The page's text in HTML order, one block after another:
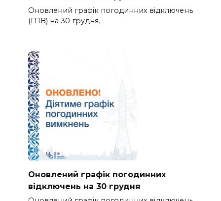
Оновлений графік погодинних відключень
(ГПВ) на 30 грудня.
Оновлений графік погодинних
відключень на 30 грудня